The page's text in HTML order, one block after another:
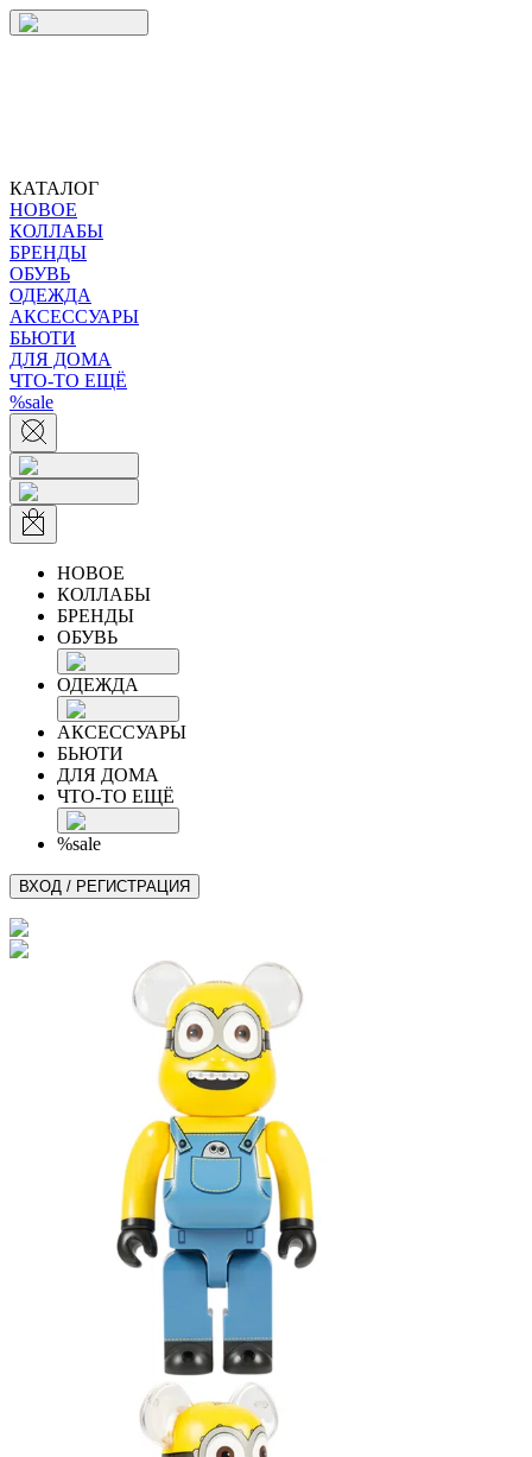
КАТАЛОГ
НОВОЕ
КОЛЛАБЫ
БРЕНДЫ
ОБУВЬ
ОДЕЖДА
АКСЕССУАРЫ
БЬЮТИ
ДЛЯ ДОМА
ЧТО-ТО ЕЩЁ
%sale
НОВОЕ
КОЛЛАБЫ
БРЕНДЫ
ОБУВЬ
ОДЕЖДА
АКСЕССУАРЫ
БЬЮТИ
ДЛЯ ДОМА
ЧТО-ТО ЕЩЁ
%sale
ВХОД / РЕГИСТРАЦИЯ